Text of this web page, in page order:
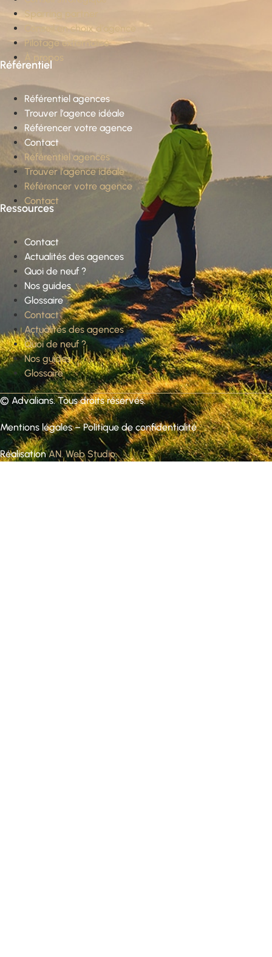
Sparring partner
Conseil en choix d’agence
Pilotage externalisé
À propos
Référentiel
Référentiel agences
Trouver l’agence idéale
Référencer votre agence
Contact
Référentiel agences
Trouver l’agence idéale
Référencer votre agence
Contact
Ressources
Contact
Actualités des agences
Quoi de neuf ?
Nos guides
Glossaire
Contact
Actualités des agences
Quoi de neuf ?
Nos guides
Glossaire
© Advalians. Tous droits réservés.
Mentions légales–Politique de confidentialité
RéalisationAN. Web Studio.